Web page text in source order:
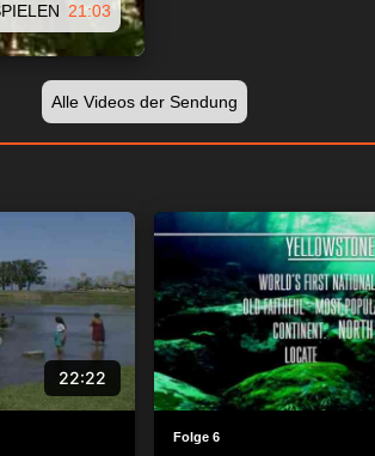
21:03
Alle Videos der Sendung
22:22
Folge 6